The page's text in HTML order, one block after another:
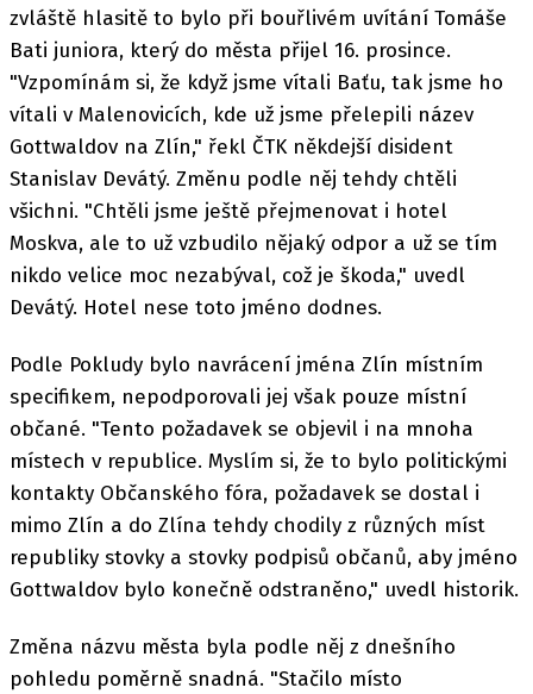
zvláště hlasitě to bylo při bouřlivém uvítání Tomáše
Bati juniora, který do města přijel 16. prosince.
"Vzpomínám si, že když jsme vítali Baťu, tak jsme ho
vítali v Malenovicích, kde už jsme přelepili název
Gottwaldov na Zlín," řekl ČTK někdejší disident
Stanislav Devátý. Změnu podle něj tehdy chtěli
všichni. "Chtěli jsme ještě přejmenovat i hotel
Moskva, ale to už vzbudilo nějaký odpor a už se tím
nikdo velice moc nezabýval, což je škoda," uvedl
Devátý. Hotel nese toto jméno dodnes.
Podle Pokludy bylo navrácení jména Zlín místním
specifikem, nepodporovali jej však pouze místní
občané. "Tento požadavek se objevil i na mnoha
místech v republice. Myslím si, že to bylo politickými
kontakty Občanského fóra, požadavek se dostal i
mimo Zlín a do Zlína tehdy chodily z různých míst
republiky stovky a stovky podpisů občanů, aby jméno
Gottwaldov bylo konečně odstraněno," uvedl historik.
Změna názvu města byla podle něj z dnešního
pohledu poměrně snadná. "Stačilo místo